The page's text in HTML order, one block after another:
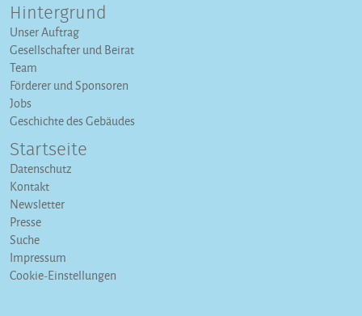
Hintergrund
Unser Auftrag
Gesellschafter und Beirat
Team
Förderer und Sponsoren
Jobs
Geschichte des Gebäudes
Startseite
Datenschutz
Kontakt
Newsletter
Presse
Suche
Impressum
Cookie-Einstellungen